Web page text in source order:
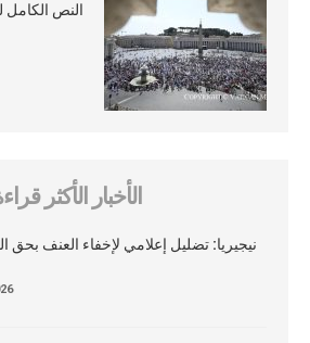
النص الكامل
الأخبار الأكثر
نيجيريا: تضليل إعلامي لإخفاء العنف بحق